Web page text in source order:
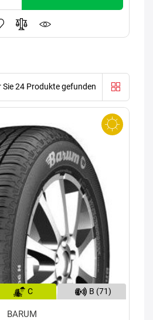
Sie 24 Produkte gefunden
C B (71)
BARUM